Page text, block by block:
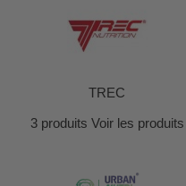
TREC
3 produits Voir les produits